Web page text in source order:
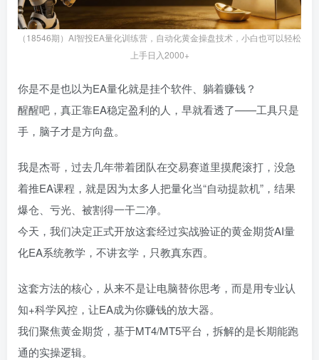
（18546期）AI智投EA量化训练营，自动化黄金操盘技术，小白也可以轻松
上手日入2000+
你是不是也以为EA量化就是挂个软件、躺着赚钱？
醒醒吧，真正靠EA稳定盈利的人，早就看透了——工具只是
手，脑子才是方向盘。
我是杰哥，过去几年带着团队在交易赛道里摸爬滚打，没急
着推EA课程，就是因为太多人把量化当“自动提款机”，结果
爆仓、亏光、被割得一干二净。
今天，我们决定正式开放这套经过实战验证的黄金期货AI量
化EA系统教学，不讲玄学，只教真东西。
这套方法的核心，从来不是让电脑替你思考，而是用专业认
知+科学风控，让EA成为你赚钱的放大器。
我们聚焦黄金期货，基于MT4/MT5平台，拆解的是长期能跑
通的实操逻辑。